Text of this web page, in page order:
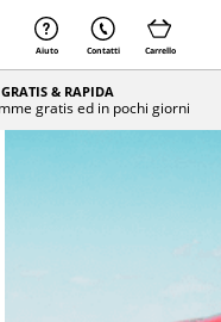
Aiuto Contatti Carrello
& RAPIDA
gratis ed in pochi giorni